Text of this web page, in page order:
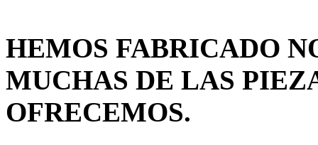
HEMOS FABRICADO
MUCHAS DE LAS
OFRECEMOS.